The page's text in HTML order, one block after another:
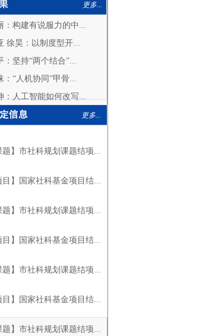
更多...
：构建有说服力的中...
徐昊：以制度型开...
：坚持“两个结合”...
：“人机协同”甲骨...
：人工智能如何改写...
更多...
题】市社科规划课题结项...
目】国家社科基金项目结...
题】市社科规划课题结项...
目】国家社科基金项目结...
题】市社科规划课题结项...
目】国家社科基金项目结...
题】市社科规划课题结项...